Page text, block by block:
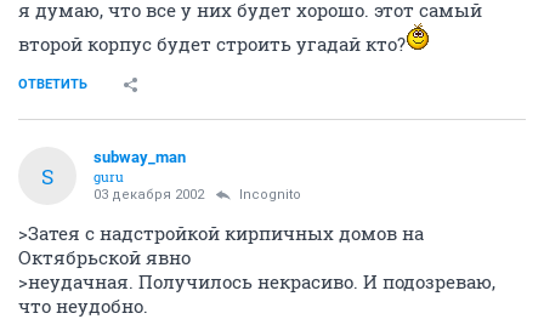
я думаю, что все у них будет хорошо. этот самый
второй корпус будет строить угадай кто?
ОТВЕТИТЬ
S
subway_man
guru
03 декабря 2002 Incognito
>Затея с надстройкой кирпичных домов на
Октябрьской явно
>неудачная. Получилось некрасиво. И подозреваю,
что неудобно.